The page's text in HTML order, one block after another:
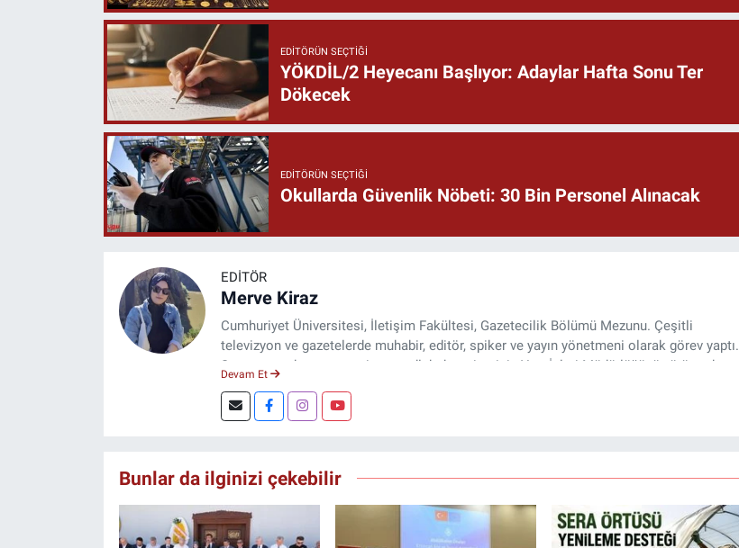
EDITÖRÜN SEÇTIĞI
YÖKDİL/2 Heyecanı Başlıyor: Adaylar Hafta Sonu Ter
Dökecek
EDITÖRÜN SEÇTIĞI
Okullarda Güvenlik Nöbeti: 30 Bin Personel Alınacak
EDITÖR
Merve Kiraz
Cumhuriyet Üniversitesi, İletişim Fakültesi, Gazetecilik Bölümü Mezunu. Çeşitli
televizyon ve gazetelerde muhabir, editör, spiker ve yayın yönetmeni olarak görev yaptı.
Şuan, www.dogugazetesi.com adlı haber sitesinin Yazı İşleri Müdürlüğünü yürütmekte.
Devam Et
Bunlar da ilginizi çekebilir